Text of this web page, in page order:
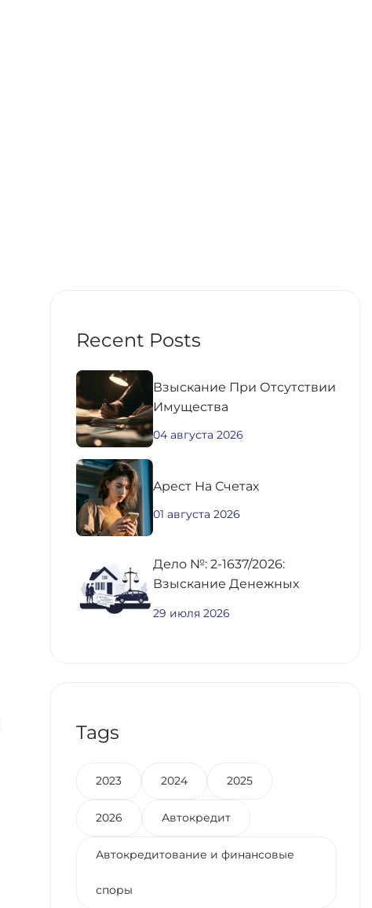
Recent Posts
Взыскание При Отсутствии
Имущества
04 августа 2026
Aрест На Счетах
01 августа 2026
Дело №: 2-1637/2026:
Взыскание Денежных
29 июля 2026
Tags
2023 2024 2025
2026 Автокредит
Автокредитование и финансовые
споры